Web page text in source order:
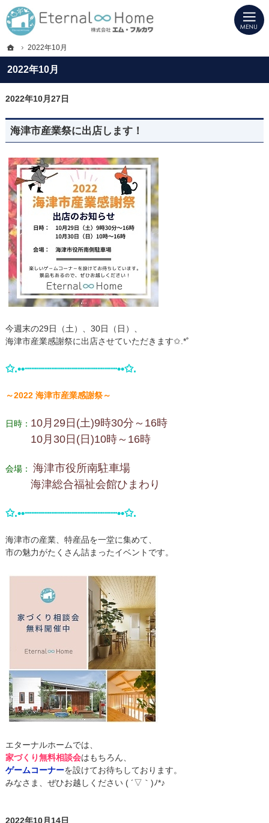
2022年10月
プロの目線からご提案。岐阜県海津市・西濃地域の注文住宅・新築戸建てを手が
岐阜県海津市・西濃地域の新築・注文住宅・新築戸建てを手がける工務店ならエ
2022年10月27日
海津市産業祭に出店します！
今週末の29日（土）、30日（日）、
海津市産業感謝祭に出店させていただきます✩.*˚
✩.••┈┈┈┈┈┈┈┈┈┈┈┈┈┈••✩.
～2022 海津市産業感謝祭～
日時： 10月29日(土)9時30分～16時
10月30日(日)10時～16時
会場：
海津市役所南駐車場
海津総合福祉会館ひまわり
✩.••┈┈┈┈┈┈┈┈┈┈┈┈┈┈••✩.
海津市の産業、特産品を一堂に集めて、
市の魅力がたくさん詰まったイベントです。
エターナルホームでは、
家づくり無料相談会はもちろん、
ゲームコーナーを設けてお待ちしております。
みなさま、ぜひお越しください ( ´▽｀)ﾉ*♪
2022年10月14日
ホーム
2022年10月